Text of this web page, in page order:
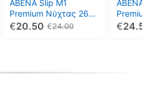
ABENA Slip M1
Premium Νύχτας 26
τεμ
24.00
€
20.50
€
να
επιλεγούν
στη
ABENA
τεμ24.50
€
να
στη